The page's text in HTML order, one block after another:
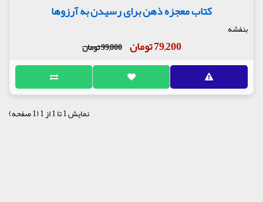
کتاب معجزه ذهن برای رسیدن به آرزوها
بنفشه
79,200 تومان 99,000 تومان
نمایش 1 تا 1 از 1 (1 صفحه)